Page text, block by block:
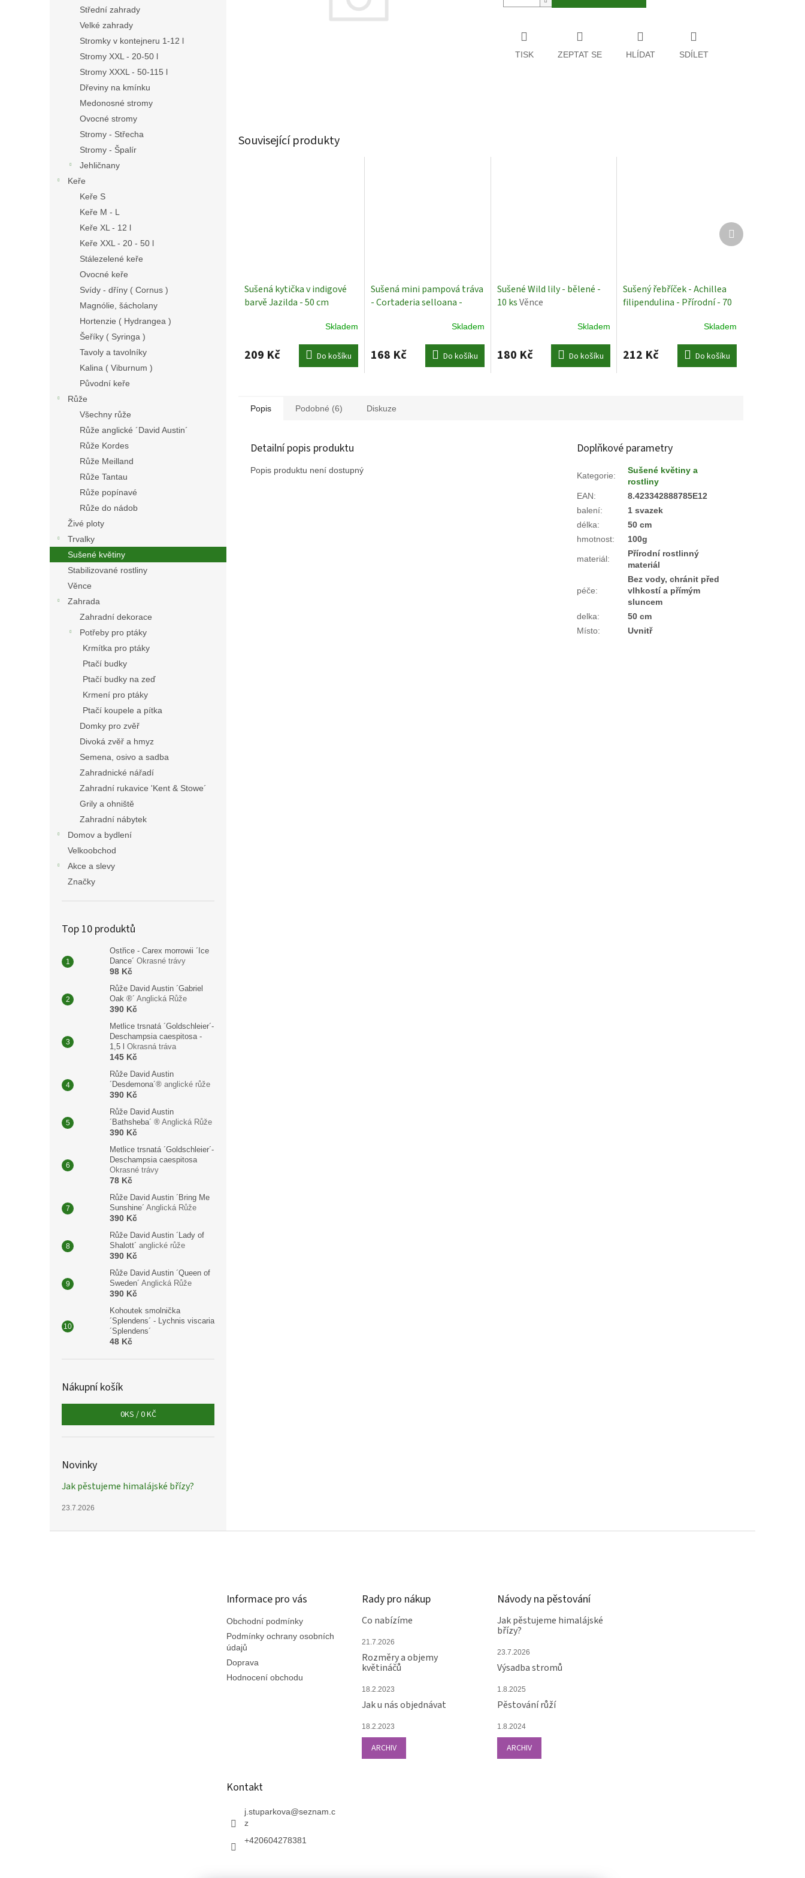
Střední zahrady
Velké zahrady
Stromky v kontejneru 1-12 l
Stromy XXL - 20-50 l
Stromy XXXL - 50-115 l
Dřeviny na kmínku
Medonosné stromy
Ovocné stromy
Stromy - Střecha
Stromy - Špalír
Jehličnany
Keře
Keře S
Keře M - L
Keře XL - 12 l
Keře XXL - 20 - 50 l
Stálezelené keře
Ovocné keře
Svídy - dříny ( Cornus )
Magnólie, šácholany
Hortenzie ( Hydrangea )
Šeříky ( Syringa )
Tavoly a tavolníky
Kalina ( Viburnum )
Původní keře
Růže
Všechny růže
Růže anglické ´David Austin´
Růže Kordes
Růže Meilland
Růže Tantau
Růže popínavé
Růže do nádob
Živé ploty
Trvalky
Sušené květiny
Stabilizované rostliny
Věnce
Zahrada
Zahradní dekorace
Potřeby pro ptáky
Krmítka pro ptáky
Ptačí budky
Ptačí budky na zeď
Krmení pro ptáky
Ptačí koupele a pítka
Domky pro zvěř
Divoká zvěř a hmyz
Semena, osivo a sadba
Zahradnické nářadí
Zahradní rukavice 'Kent & Stowe´
Grily a ohniště
Zahradní nábytek
Domov a bydlení
Velkoobchod
Akce a slevy
Značky
Top 10 produktů
Ostřice - Carex morrowii ´Ice
Dance´ Okrasné trávy
98 Kč
Růže David Austin ´Gabriel
Oak ®´ Anglická Růže
390 Kč
Metlice trsnatá ´Goldschleier´-
Deschampsia caespitosa -
1,5 l Okrasná tráva
145 Kč
Růže David Austin
´Desdemona´® anglické růže
390 Kč
Růže David Austin
´Bathsheba´ ® Anglická Růže
390 Kč
Metlice trsnatá ´Goldschleier´-
Deschampsia caespitosa
Okrasné trávy
78 Kč
Růže David Austin ´Bring Me
Sunshine´ Anglická Růže
390 Kč
Růže David Austin ´Lady of
Shalott´ anglické růže
390 Kč
Růže David Austin ´Queen of
Sweden´ Anglická Růže
390 Kč
Kohoutek smolnička
´Splendens´ - Lychnis viscaria
´Splendens´
48 Kč
Nákupní košík
0KS /0 KČ
Novinky
Jak pěstujeme himalájské břízy?
23.7.2026
TISK ZEPTAT SE HLÍDAT SDÍLET
Související produkty
Sušená kytička v indigové
barvě Jazilda - 50 cm
Skladem
209 Kč Do košíku
Sušená mini pampová tráva
- Cortaderia selloana -
Skladem
168 Kč Do košíku
Sušené Wild lily - bělené -
10 ksVěnce
Skladem
180 Kč Do košíku
Sušený řebříček - Achillea
filipendulina - Přírodní - 70
Skladem
212 Kč Do košíku
Další
produkt
Popis Podobné (6) Diskuze
Detailní popis produktu
Popis produktu není dostupný
Doplňkové parametry
Kategorie:
Sušené květiny a
rostliny
EAN:
8.423342888785E12
balení:
1 svazek
délka:
50 cm
hmotnost: 100g
materiál:
Přírodní rostlinný
materiál
péče:
Bez vody, chránit před
vlhkostí a přímým
sluncem
delka:
50 cm
Místo: Uvnitř
Informace pro vás
Obchodní podmínky
Podmínky ochrany osobních
údajů
Doprava
Hodnocení obchodu
Rady pro nákup
Co nabízíme
21.7.2026
Rozměry a objemy
květináčů
18.2.2023
Jak u nás objednávat
18.2.2023
ARCHIV
Návody na pěstování
Jak pěstujeme himalájské
břízy?
23.7.2026
Výsadba stromů
1.8.2025
Pěstování růží
1.8.2024
ARCHIV
Kontakt
j.stuparkova@seznam.c
z
+420604278381